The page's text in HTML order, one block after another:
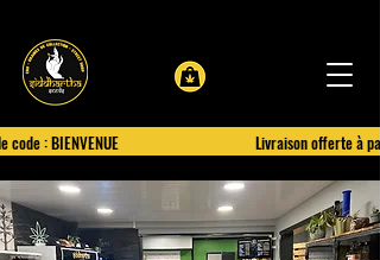
: BIENVENUE Livraison offerte à